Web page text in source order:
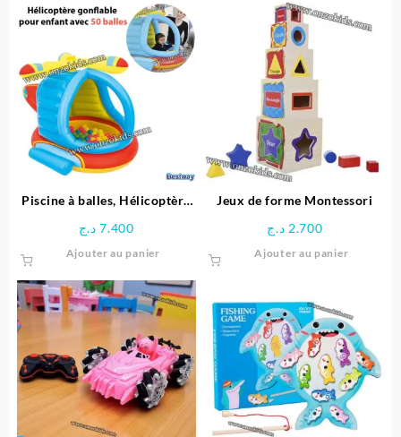
Piscine à balles, Hélicoptère
balles – Bestway
7.400 د.ج
Ajouter au panier
Jeux de forme Montessori
2.700 د.ج
Ajouter au panier